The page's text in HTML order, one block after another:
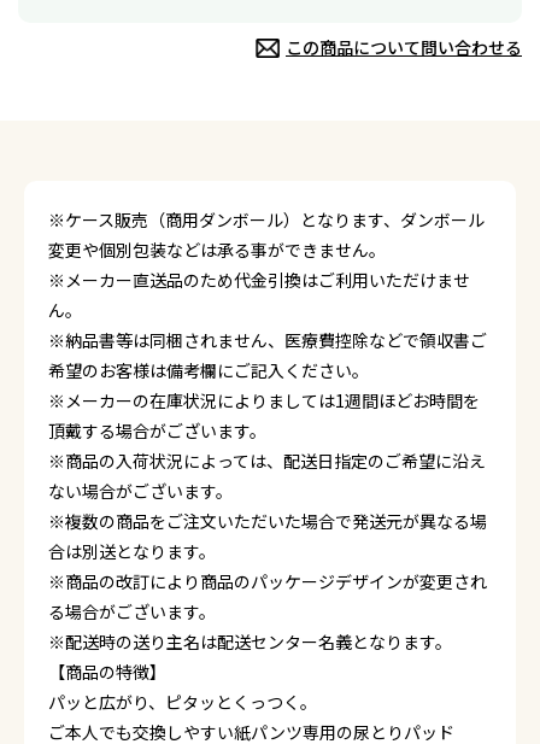
この商品について問い合わせる
※ケース販売（商用ダンボール）となります、ダンボール
変更や個別包装などは承る事ができません。
※メーカー直送品のため代金引換はご利用いただけませ
ん。
※納品書等は同梱されません、医療費控除などで領収書ご
希望のお客様は備考欄にご記入ください。
※メーカーの在庫状況によりましては1週間ほどお時間を
頂戴する場合がございます。
※商品の入荷状況によっては、配送日指定のご希望に沿え
ない場合がございます。
※複数の商品をご注文いただいた場合で発送元が異なる場
合は別送となります。
※商品の改訂により商品のパッケージデザインが変更され
る場合がございます。
※配送時の送り主名は配送センター名義となります。
【商品の特徴】
パッと広がり、ピタッとくっつく。
ご本人でも交換しやすい紙パンツ専用の尿とりパッド